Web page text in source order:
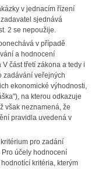
v jednacím řízení
sjednává
2 se nepoužije.
v případě
a hodnocení
část třetí zákona a tedy i
zadávání veřejných
ekonomické výhodnosti,
na kterou odkazuje
však neznamená, že
pravidla uvedená v
pro zadání
Pro účely hodnocení
kritéria, kterým